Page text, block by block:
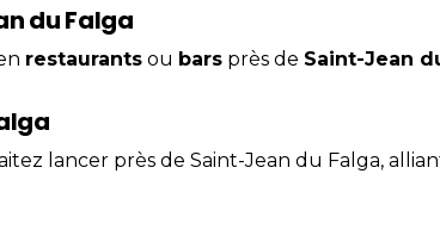
du Falga
restaurants ou bars près de Saint-Jean
lancer près de Saint-Jean du Falga,